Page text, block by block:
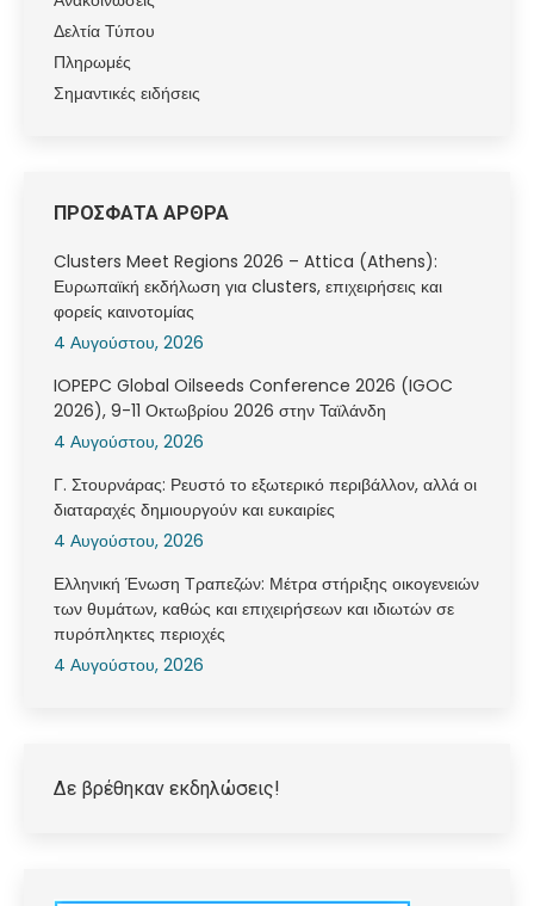
Δελτία Τύπου
Πληρωμές
Σημαντικές ειδήσεις
ΠΡΟΣΦΑΤΑ ΑΡΘΡΑ
Clusters Meet Regions 2026 – Attica (Athens):
Ευρωπαϊκή εκδήλωση για clusters, επιχειρήσεις και
φορείς καινοτομίας
4 Αυγούστου, 2026
IOPEPC Global Oilseeds Conference 2026 (IGOC
2026), 9-11 Οκτωβρίου 2026 στην Ταϊλάνδη
4 Αυγούστου, 2026
Γ. Στουρνάρας: Ρευστό το εξωτερικό περιβάλλον, αλλά οι
διαταραχές δημιουργούν και ευκαιρίες
4 Αυγούστου, 2026
Ελληνική Ένωση Τραπεζών: Μέτρα στήριξης οικογενειών
των θυμάτων, καθώς και επιχειρήσεων και ιδιωτών σε
πυρόπληκτες περιοχές
4 Αυγούστου, 2026
Δε βρέθηκαν εκδηλώσεις!